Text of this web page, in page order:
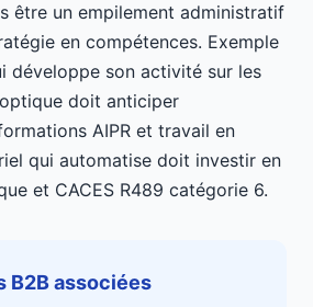
être un empilement administratif
en compétences. Exemple
développe son activité sur les
doit anticiper
AIPR et travail en
qui automatise doit investir en
et CACES R489 catégorie 6.
B2B associées